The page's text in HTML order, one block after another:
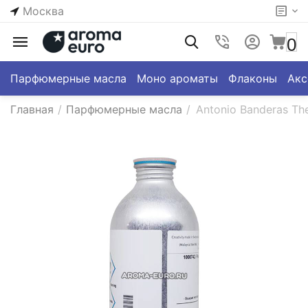
Москва
0
Парфюмерные масла Моно ароматы Флаконы
Главная / Парфюмерные масла / Antonio Banderas